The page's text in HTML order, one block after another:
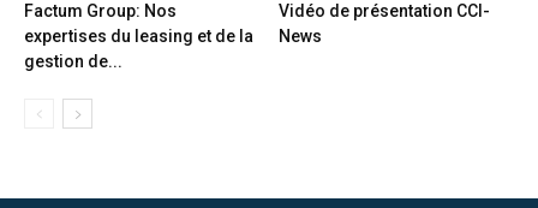
Factum Group: Nos
expertises du leasing et de la
gestion de...
Vidéo de présentation CCI-
News